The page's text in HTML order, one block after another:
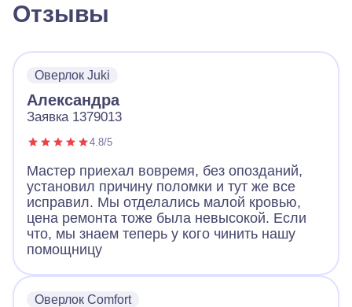
Отзывы
Оверлок Juki
Александра
Заявка 1379013
4.8/5
Мастер приехал вовремя, без опозданий,
установил причину поломки и тут же все
исправил. Мы отделались малой кровью,
цена ремонта тоже была невысокой. Если
что, мы знаем теперь у кого чинить нашу
помощницу
Оверлок Comfort